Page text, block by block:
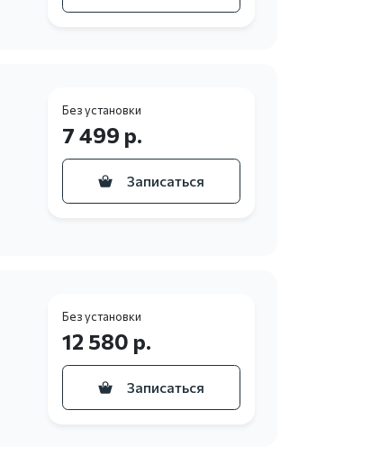
Без установки
7 499 р.
Записаться
Без установки
12 580 р.
Записаться